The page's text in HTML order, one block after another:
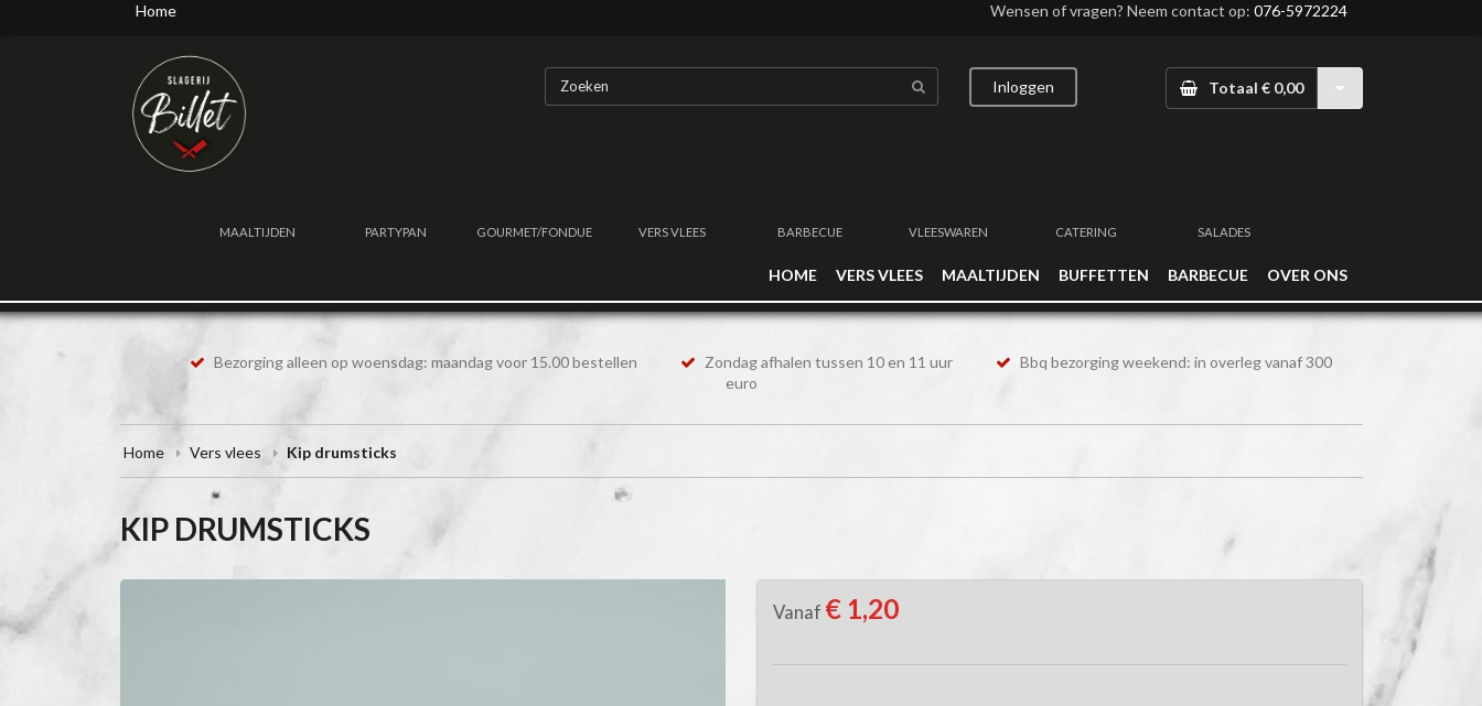
Home Wensen of vragen? Neem contact op: 076-5972224
Inloggen Totaal € 0,00
MAALTIJDEN PARTYPAN GOURMET/FONDUE VERS VLEES BARBECUE VLEESWAREN CATERING SALADES
HOME VERS VLEES MAALTIJDEN BUFFETTEN BARBECUE OVER ONS
Bezorging alleen op woensdag: maandag voor 15.00 bestellen Zondag afhalen tussen 10 en 11 uur
Bbq bezorging weekend: in overleg vanaf 300
euro
Home Vers vlees Kip drumsticks
KIP DRUMSTICKS
Vanaf € 1,20